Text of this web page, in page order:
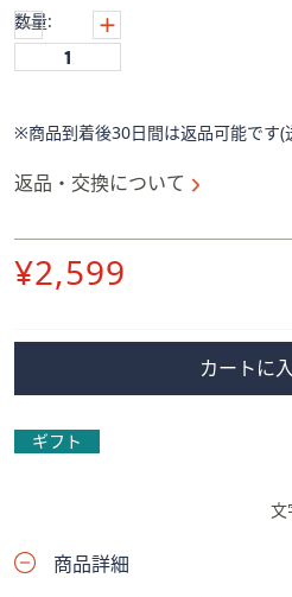
数量:
※商品到着後30日間は返品可能です(
返品・交換について
削
¥2,599
カートに
ギフト
文
商品詳細